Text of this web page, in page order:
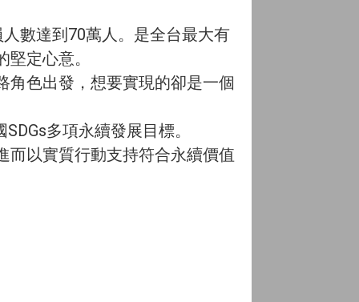
數達到70萬人。是全台最大有
定心意。
角色出發，想要實現的卻是一個
多項永續發展目標。
而以實質行動支持符合永續價值